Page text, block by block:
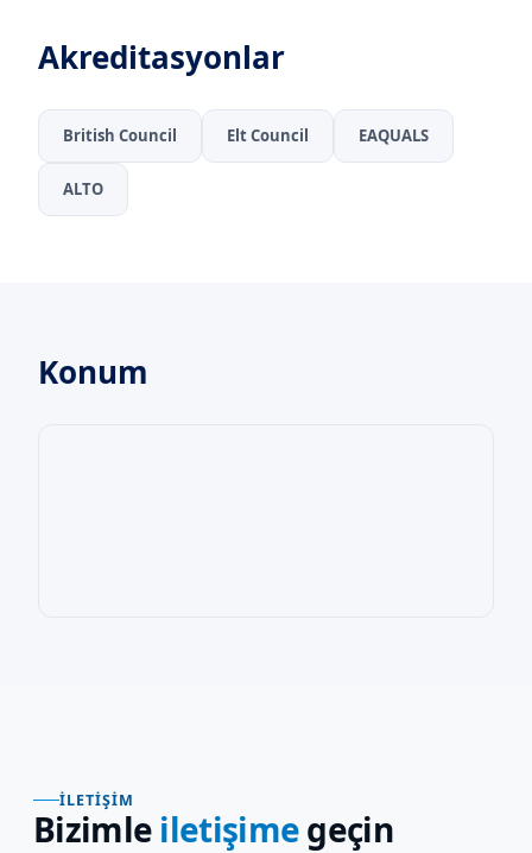
Akreditasyonlar
British Council Elt Council EAQUALS
ALTO
Konum
İLETIŞIM
Bizimle iletişimegeçin